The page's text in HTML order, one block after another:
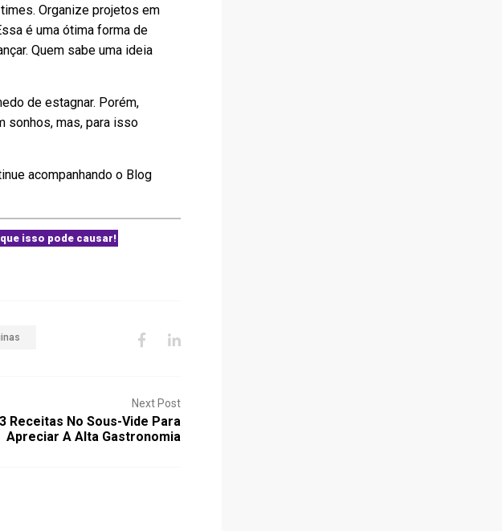
Organize projetos em
é uma ótima forma de
Quem sabe uma ideia
de estagnar. Porém,
sonhos, mas, para isso
acompanhando o Blog
isso pode causar!
Next Post
Receitas No Sous-Vide Para
Apreciar A Alta Gastronomia